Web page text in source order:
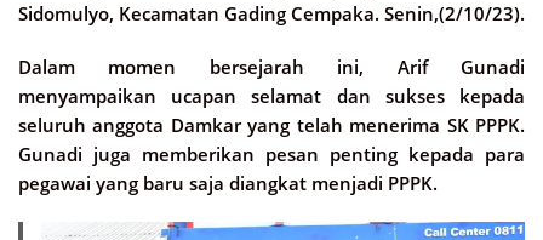
Sidomulyo, Kecamatan Gading Cempaka. Senin,(2/10/23).
Dalam momen bersejarah ini, Arif Gunadi
menyampaikan ucapan selamat dan sukses kepada
seluruh anggota Damkar yang telah menerima SK PPPK.
Gunadi juga memberikan pesan penting kepada para
pegawai yang baru saja diangkat menjadi PPPK.